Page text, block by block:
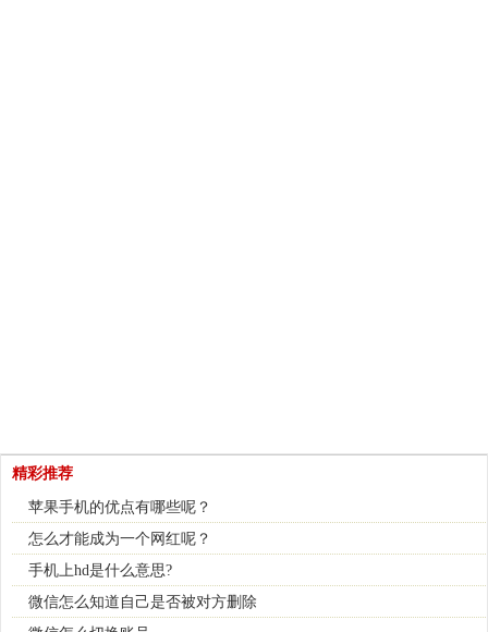
精彩推荐
苹果手机的优点有哪些呢？
怎么才能成为一个网红呢？
手机上hd是什么意思?
微信怎么知道自己是否被对方删除